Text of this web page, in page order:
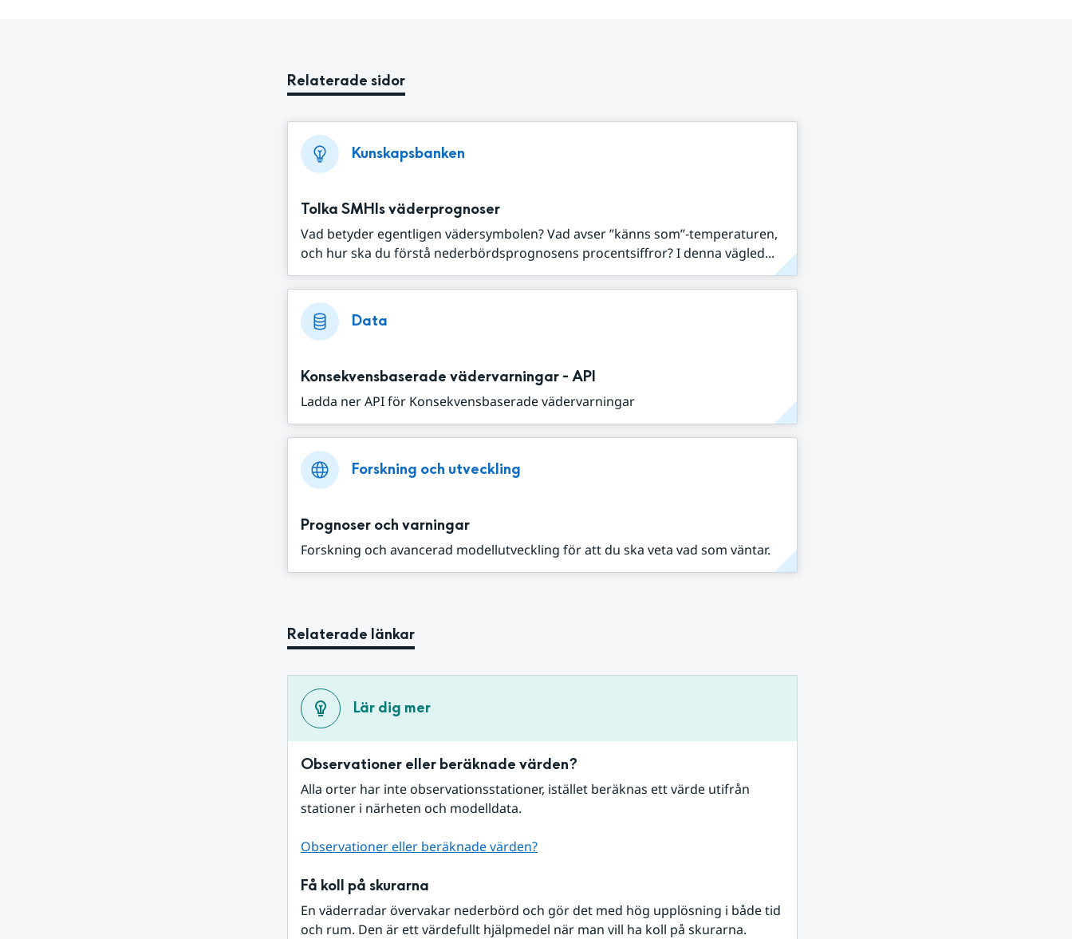
Relaterade sidor
Kunskapsbanken
Tolka SMHIs väderprognoser
Vad betyder egentligen vädersymbolen? Vad avser ”känns som”-temperaturen,
och hur ska du förstå nederbördsprognosens procentsiffror? I denna vägled...
Data
Konsekvensbaserade vädervarningar - API
Ladda ner API för Konsekvensbaserade vädervarningar
Forskning och utveckling
Prognoser och varningar
Forskning och avancerad modellutveckling för att du ska veta vad som väntar.
Relaterade länkar
Lär dig mer
Observationer eller beräknade värden?
Alla orter har inte observationsstationer, istället beräknas ett värde utifrån
stationer i närheten och modelldata.
Observationer eller beräknade värden?
Få koll på skurarna
En väderradar övervakar nederbörd och gör det med hög upplösning i både tid
och rum. Den är ett värdefullt hjälpmedel när man vill ha koll på skurarna.